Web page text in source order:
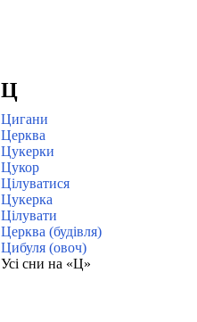
Ц
Цигани
Церква
Цукерки
Цукор
Цілуватися
Цукерка
Цілувати
Церква (будівля)
Цибуля (овоч)
Усі сни на «Ц»